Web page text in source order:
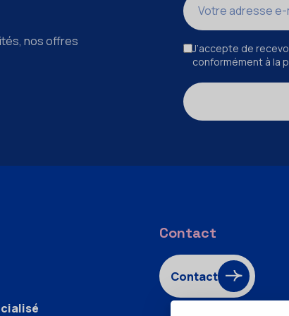
nos offres
J’accepte de
conformément à la
Contact
Contact